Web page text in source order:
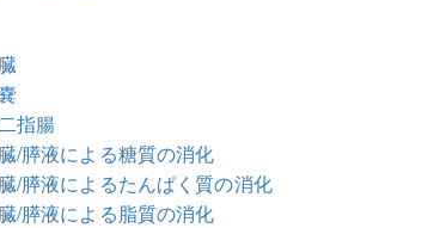
指腸
/膵液による糖質の消化
/膵液によるたんぱく質の消化
/膵液による脂質の消化